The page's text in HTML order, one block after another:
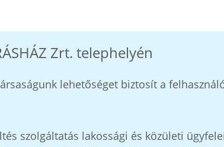
Zrt. telephelyén
lehetőséget biztosít a
szolgáltatás lakossági és közületi